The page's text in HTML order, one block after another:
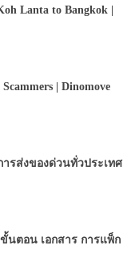
Lanta to Bangkok |
| Dinomove
รส่งของด่วนทั่วประเทศ
นตอน เอกสาร การแพ็ก